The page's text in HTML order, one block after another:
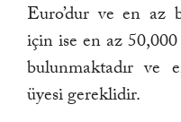
Euro’dur ve en az
için ise en az
bulunmaktadır
üyesi gereklidir.